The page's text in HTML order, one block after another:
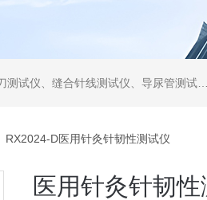
镊钳测试仪、导引管导丝测试仪、针灸针测试仪、留置针测试仪
RX2024-D医用针灸针韧性测试仪
医用针灸针韧性